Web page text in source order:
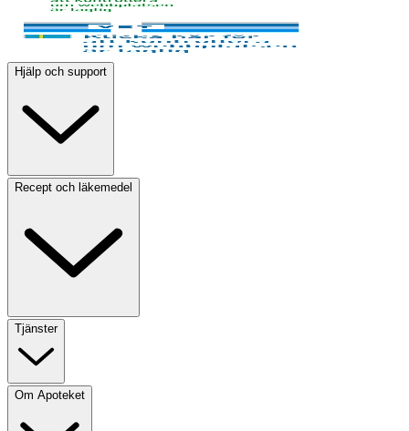
Hjälp och support
Recept och läkemedel
Tjänster
Om Apoteket